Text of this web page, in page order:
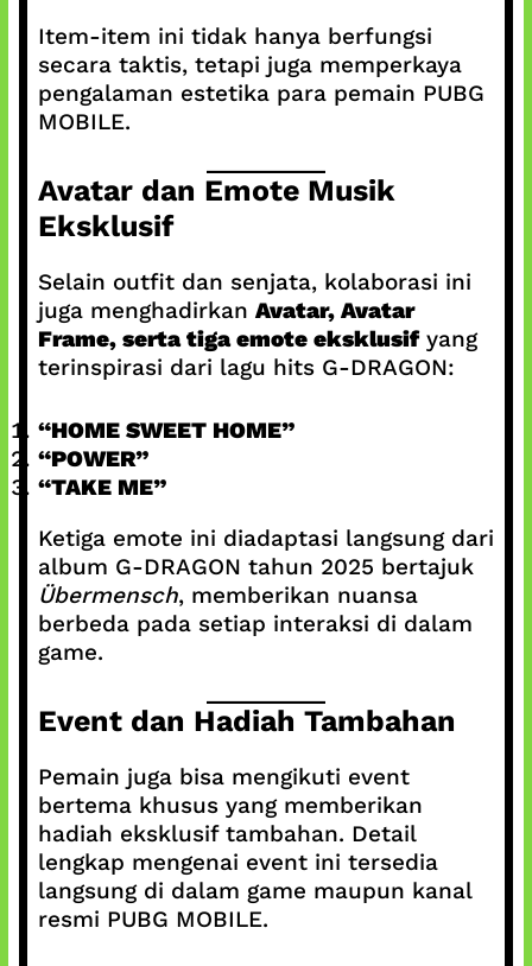
Item-item ini tidak hanya berfungsi
secara taktis, tetapi juga memperkaya
pengalaman estetika para pemain PUBG
MOBILE.
Avatar dan Emote Musik
Eksklusif
Selain outfit dan senjata, kolaborasi ini
juga menghadirkan Avatar, Avatar
Frame, serta tiga emote eksklusifyang
terinspirasi dari lagu hits G-DRAGON:
“HOME SWEET HOME”
“POWER”
“TAKE ME”
Ketiga emote ini diadaptasi langsung dari
album G-DRAGON tahun 2025 bertajuk
Übermensch, memberikan nuansa
berbeda pada setiap interaksi di dalam
game.
Event dan Hadiah Tambahan
Pemain juga bisa mengikuti event
bertema khusus yang memberikan
hadiah eksklusif tambahan. Detail
lengkap mengenai event ini tersedia
langsung di dalam game maupun kanal
resmi PUBG MOBILE.